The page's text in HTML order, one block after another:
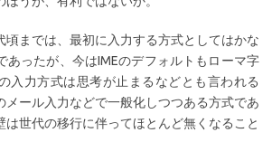
頃までは、最初に入力する方式としてはかな
あったが、今はIMEのデフォルトもローマ字
入力方式は思考が止まるなどとも言われる
メール入力などで一般化しつつある方式であ
は世代の移行に伴ってほとんど無くなること